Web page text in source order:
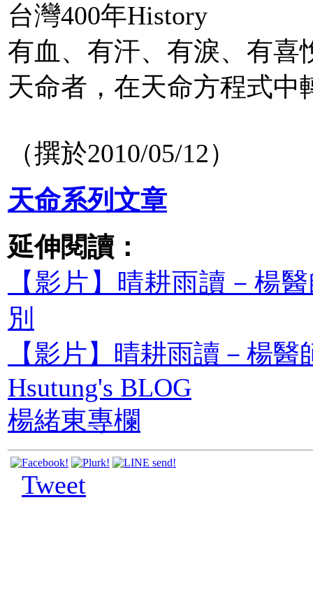
台灣400年History
有血、有汗、有淚、有喜
天命者，在天命方程式中
（撰於2010/05/12）
天命系列文章
延伸閱讀：
【影片】晴耕雨讀－楊
別
【影片】晴耕雨讀－楊
Hsutung's BLOG
楊緒東專欄
Tweet